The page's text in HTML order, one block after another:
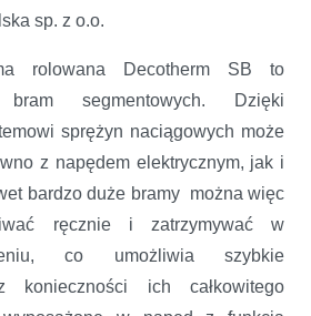
sp. z o.o.
rolowana Decotherm SB to
segmentowych. Dzięki
sprężyn naciągowych może
z napędem elektrycznym, jak i
bardzo duże bramy można więc
ręcznie i zatrzymywać w
co umożliwia szybkie
konieczności ich całkowitego